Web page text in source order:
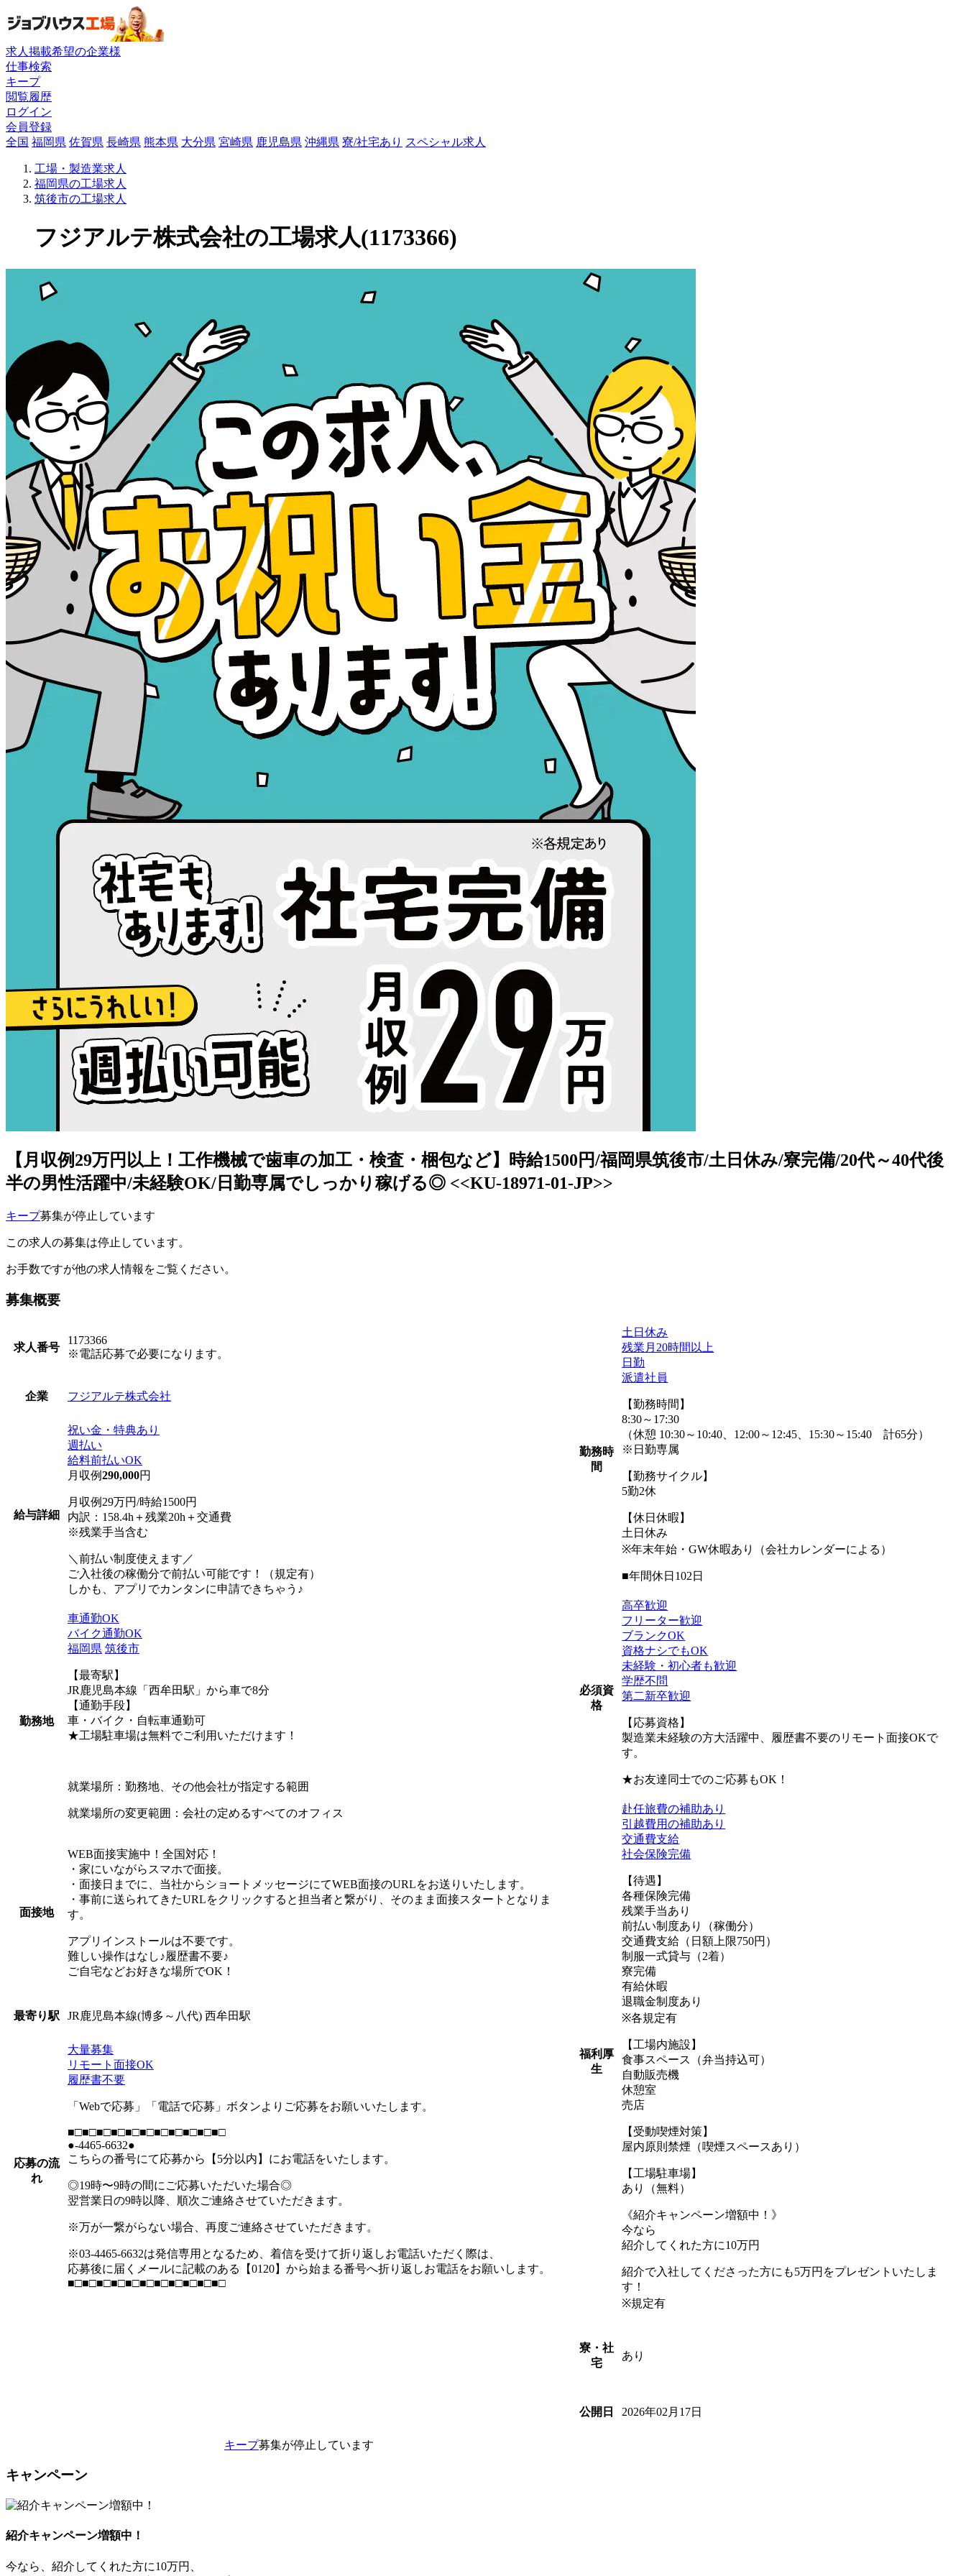
求人掲載希望の企業様
仕事検索
キープ
閲覧履歴
ログイン
会員登録
全国 福岡県 佐賀県 長崎県 熊本県 大分県 宮崎県 鹿児島県 沖縄県 寮/社宅あり スペシャル求人
工場・製造業求人
福岡県の工場求人
筑後市の工場求人
フジアルテ株式会社の工場求人(1173366)
【月収例29万円以上！工作機械で歯車の加工・検査・梱包など】時給1500円/福岡県筑後市/土日休み/寮完備/20代～40代後
半の男性活躍中/未経験OK/日勤専属でしっかり稼げる◎ <<KU-18971-01-JP>>
キープ募集が停止しています
この求人の募集は停止しています。
お手数ですが他の求人情報をご覧ください。
募集概要
求人番号
1173366
※電話応募で必要になります。
企業 フジアルテ株式会社
給与詳細
祝い金・特典あり
週払い
給料前払いOK
月収例290,000円
月収例29万円/時給1500円
内訳：158.4h＋残業20h＋交通費
※残業手当含む
＼前払い制度使えます／
ご入社後の稼働分で前払い可能です！（規定有）
しかも、アプリでカンタンに申請できちゃう♪
勤務地
車通勤OK
バイク通勤OK
福岡県 筑後市
【最寄駅】
JR鹿児島本線「西牟田駅」から車で8分
【通勤手段】
車・バイク・自転車通勤可
★工場駐車場は無料でご利用いただけます！
就業場所：勤務地、その他会社が指定する範囲
就業場所の変更範囲：会社の定めるすべてのオフィス
面接地
WEB面接実施中！全国対応！
・家にいながらスマホで面接。
・面接日までに、当社からショートメッセージにてWEB面接のURLをお送りいたします。
・事前に送られてきたURLをクリックすると担当者と繋がり、そのまま面接スタートとなりま
す。
アプリインストールは不要です。
難しい操作はなし♪履歴書不要♪
ご自宅などお好きな場所でOK！
最寄り駅 JR鹿児島本線(博多～八代) 西牟田駅
応募の流
れ
大量募集
リモート面接OK
履歴書不要
「Webで応募」「電話で応募」ボタンよりご応募をお願いいたします。
■□■□■□■□■□■□■□■□■□■□■□
●-4465-6632●
こちらの番号にて応募から【5分以内】にお電話をいたします。
◎19時〜9時の間にご応募いただいた場合◎
翌営業日の9時以降、順次ご連絡させていただきます。
※万が一繋がらない場合、再度ご連絡させていただきます。
※03-4465-6632は発信専用となるため、着信を受けて折り返しお電話いただく際は、
応募後に届くメールに記載のある【0120】から始まる番号へ折り返しお電話をお願いします。
■□■□■□■□■□■□■□■□■□■□■□
勤務時
間
土日休み
残業月20時間以上
日勤
派遣社員
【勤務時間】
8:30～17:30
（休憩 10:30～10:40、12:00～12:45、15:30～15:40 計65分）
※日勤専属
【勤務サイクル】
5勤2休
【休日休暇】
土日休み
※年末年始・GW休暇あり（会社カレンダーによる）
■年間休日102日
必須資
格
高卒歓迎
フリーター歓迎
ブランクOK
資格ナシでもOK
未経験・初心者も歓迎
学歴不問
第二新卒歓迎
【応募資格】
製造業未経験の方大活躍中、履歴書不要のリモート面接OKで
す。
★お友達同士でのご応募もOK！
福利厚
生
赴任旅費の補助あり
引越費用の補助あり
交通費支給
社会保険完備
【待遇】
各種保険完備
残業手当あり
前払い制度あり（稼働分）
交通費支給（日額上限750円）
制服一式貸与（2着）
寮完備
有給休暇
退職金制度あり
※各規定有
【工場内施設】
食事スペース（弁当持込可）
自動販売機
休憩室
売店
【受動喫煙対策】
屋内原則禁煙（喫煙スペースあり）
【工場駐車場】
あり（無料）
《紹介キャンペーン増額中！》
今なら
紹介してくれた方に10万円
紹介で入社してくださった方にも5万円をプレゼントいたしま
す！
※規定有
寮・社
宅
あり
公開日 2026年02月17日
キープ募集が停止しています
キャンペーン
紹介キャンペーン増額中！
今なら、紹介してくれた方に10万円、